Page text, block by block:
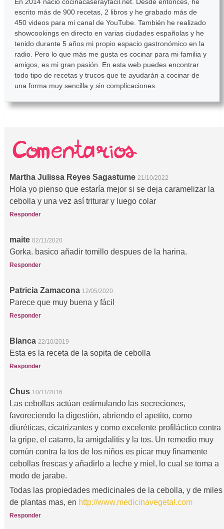
escrito más de 900 recetas, 2 libros y he grabado más de
450 videos para mi canal de YouTube. También he realizado
showcookings en directo en varias ciudades españolas y he
tenido durante 5 años mi propio espacio gastronómico en la
radio. Pero lo que más me gusta es cocinar para mi familia y
amigos, es mi gran pasión. En esta web puedes encontrar
todo tipo de recetas y trucos que te ayudarán a cocinar de
una forma muy sencilla y sin complicaciones.
Martha Julissa Reyes Sagastume 21/10/2022
Hola yo pienso que estaría mejor si se deja caramelizar la
cebolla y una vez así triturar y luego colar
Responder
maite 02/11/2020
Gorka. basico añadir tomillo despues de la harina.
Responder
Patricia Zamacona 12/05/2020
Parece que muy buena y fácil
Responder
Blanca 22/10/2019
Esta es la receta de la sopita de cebolla
Responder
Chus 10/11/2016
Las cebollas actúan estimulando las secreciones,
favoreciendo la digestión, abriendo el apetito, como
diuréticas, cicatrizantes y como excelente profiláctico contra
la gripe, el catarro, la amigdalitis y la tos. Un remedio muy
común contra la tos de los niños es picar muy finamente
cebollas frescas y añadirlo a leche y miel, lo cual se toma a
modo de jarabe.
Todas las propiedades medicinales de la cebolla, y de miles
de plantas mas, en http://www.medicinavegetal.com
Responder